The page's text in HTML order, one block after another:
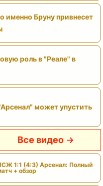
именно Бруну привнесет
роль в "Реале" в
может упустить
Все видео
1:1 (4:3) Арсенал: Полный
+ обзор